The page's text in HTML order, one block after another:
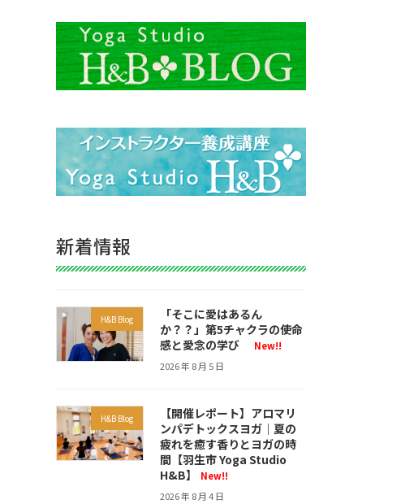
新着情報
H&B Blog
「そこに愛はあるん
か？？」第5チャクラの使命
感と愛念の学び
New!!
2026 年 8 月 5 日
H&B Blog
【開催レポート】アロマリ
ンパデトックスヨガ｜夏の
疲れを癒す香りとヨガの時
間【羽生市 Yoga Studio
H&B】
New!!
2026 年 8 月 4 日